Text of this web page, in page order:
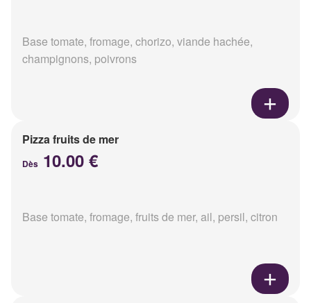
Base tomate, fromage, chorizo, viande hachée,
champignons, poivrons
Pizza fruits de mer
Dès 10.00 €
Base tomate, fromage, fruits de mer, ail, persil, citron